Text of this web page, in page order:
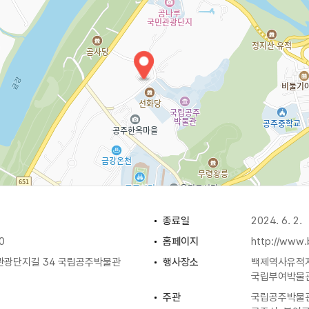
벤트 진행
”
-무드 등, 부여-우드액자, 익산-금동제사리외호 블록)
고리, 백제 에코백 만들기
종료일
2024. 6. 2.
홈페이지
http://
광단지길 34 국립공주박물관
행사장소
백제역사유적
국립부여박물
주관
국립공주박물